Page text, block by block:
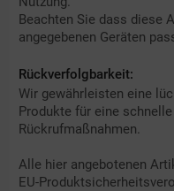
Beachten Sie dass diese
angegebenen Geräten
Rückverfolgbarkeit:
Wir gewährleisten eine
Produkte für eine
Rückrufmaßnahmen.
Alle hier angebotenen
EU-